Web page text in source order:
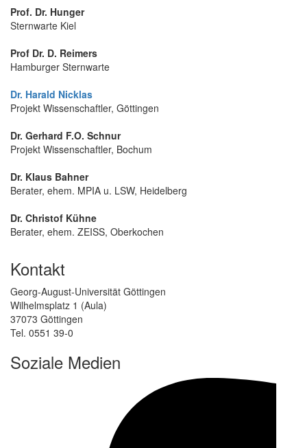
Prof. Dr. Hunger
Sternwarte Kiel
Prof Dr. D. Reimers
Hamburger Sternwarte
Dr. Harald Nicklas
Projekt Wissenschaftler, Göttingen
Dr. Gerhard F.O. Schnur
Projekt Wissenschaftler, Bochum
Dr. Klaus Bahner
Berater, ehem. MPIA u. LSW, Heidelberg
Dr. Christof Kühne
Berater, ehem. ZEISS, Oberkochen
Kontakt
Georg-August-Universität Göttingen
Wilhelmsplatz 1 (Aula)
37073 Göttingen
Tel. 0551 39-0
Soziale Medien